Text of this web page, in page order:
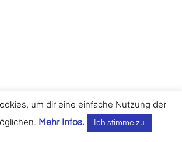
um dir eine einfache Nutzung der
Mehr Infos. Ich stimme zu